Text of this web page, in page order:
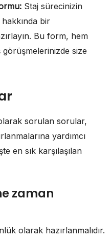
Staj sürecinizin
bir
Bu form, hem
size
sorulan sorular,
yardımcı
en sık karşılaşılan
zaman
olarak hazırlanmalıdır.